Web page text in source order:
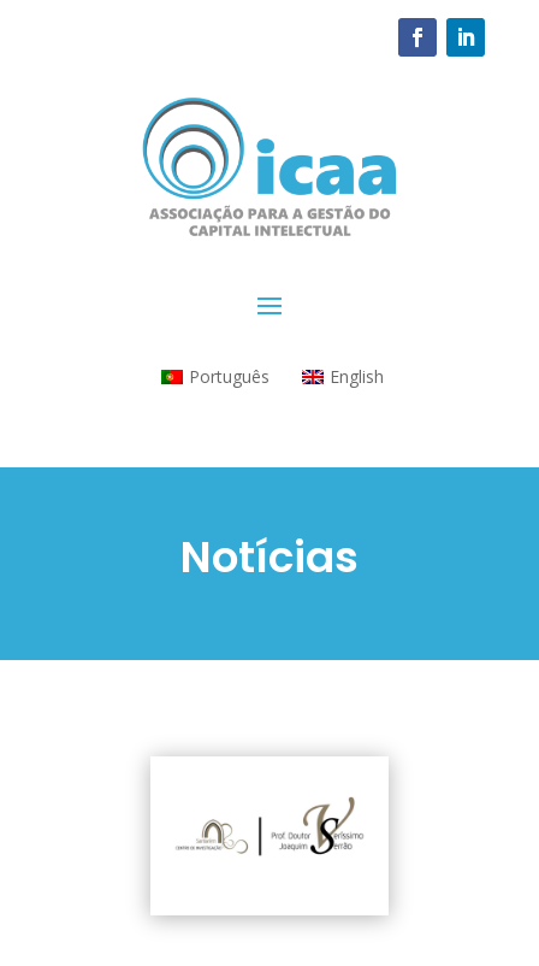
Português English
Notícias